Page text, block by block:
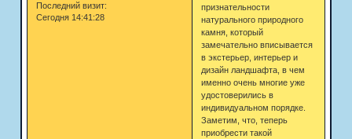
Последний визит:
Сегодня 14:41:28
признательности
натурального природного
камня, который
замечательно вписывается
в экстерьер, интерьер и
дизайн ландшафта, в чем
именно очень многие уже
удостоверились в
индивидуальном порядке.
Заметим, что, теперь
приобрести такой